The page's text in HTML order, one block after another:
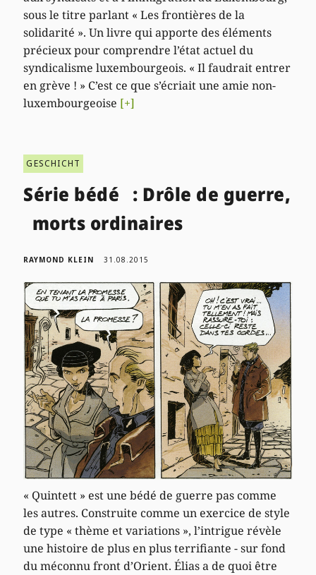
sous le titre parlant « Les frontières de la
solidarité ». Un livre qui apporte des éléments
précieux pour comprendre l’état actuel du
syndicalisme luxembourgeois. « Il faudrait entrer
en grève ! » C’est ce que s’écriait une amie non-
luxembourgeoise [+]
GESCHICHT
Série bédé : Drôle de guerre,
morts ordinaires
RAYMOND KLEIN 31.08.2015
« Quintett » est une bédé de guerre pas comme
les autres. Construite comme un exercice de style
de type « thème et variations », l’intrigue révèle
une histoire de plus en plus terrifiante - sur fond
du méconnu front d’Orient. Élias a de quoi être